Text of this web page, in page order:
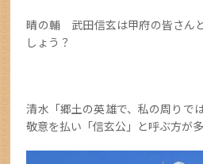
晴の輔 武田信玄は甲府の皆さん
しょう？
清水「郷土の英雄で、私の周りで
敬意を払い「信玄公」と呼ぶ方が多